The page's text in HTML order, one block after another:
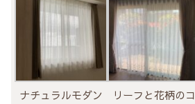
ナチュラルモダン
リーフと花柄のコ